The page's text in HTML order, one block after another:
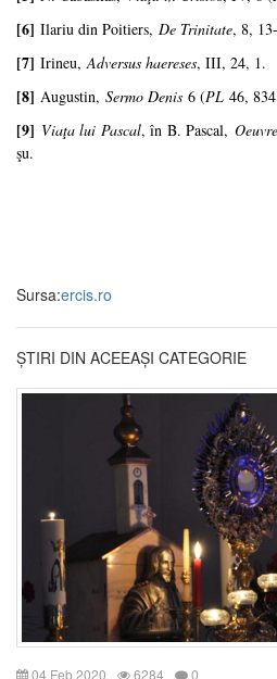
[6] Ilariu din Poitiers, De Trinitate, 8,
[7] Irineu, Adversus haereses, III, 24, 1.
[8] Augustin, Sermo Denis 6 (PL 46,
[9] Viaţa lui Pascal, în B. Pascal,
şu.
Sursa:ercis.ro
ȘTIRI DIN ACEEAȘI CATEGORIE
04 Feb 2020 6284 0